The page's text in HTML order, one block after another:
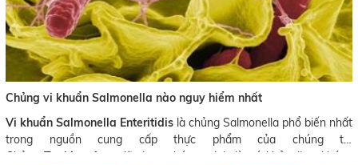
Chủng vi khuẩn Salmonella nào nguy hiểm nhất
Vi khuẩn Salmonella Enteritidis là chủng Salmonella phổ biến nhất
trong nguồn cung cấp thực phẩm của chúng ta.
Chủng Typhimurium
đã được chứng minh là có khả năng kháng